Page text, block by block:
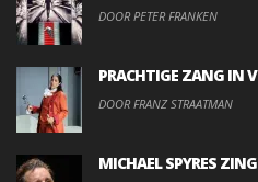
DOOR PETER FRANKEN
PRACHTIGE ZANG IN
DOOR FRANZ STRAATMAN
MICHAEL SPYRES